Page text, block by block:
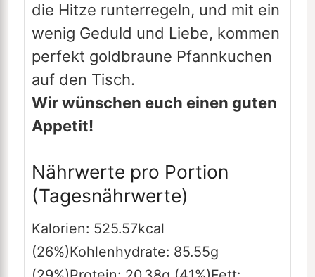
die Hitze runterregeln, und mit ein
wenig Geduld und Liebe, kommen
perfekt goldbraune Pfannkuchen
auf den Tisch.
Wir wünschen euch einen guten
Appetit!
Nährwerte pro Portion
(Tagesnährwerte)
Kalorien: 525.57kcal
(26%)Kohlenhydrate: 85.55g